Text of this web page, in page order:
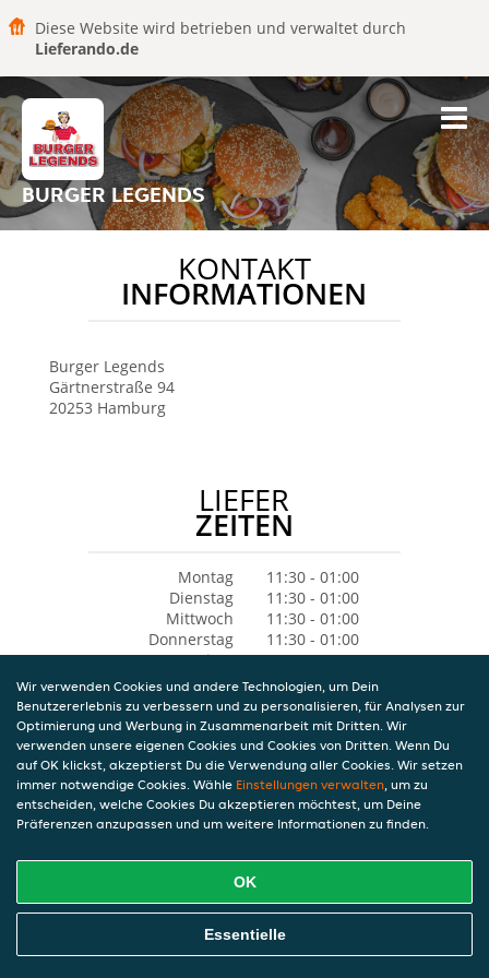
Diese Website wird betrieben und verwaltet durch
Lieferando.de
BURGER LEGENDS
KONTAKT
INFORMATIONEN
Burger Legends
Gärtnerstraße 94
20253 Hamburg
LIEFER
ZEITEN
Montag
11:30 - 01:00
Dienstag
11:30 - 01:00
Mittwoch
11:30 - 01:00
Donnerstag
11:30 - 01:00
Freitag
11:30 - 01:00
Samstag
13:00 - 01:00
Sonntag
13:00 - 01:00
Wir verwenden Cookies und andere Technologien, um Dein
Benutzererlebnis zu verbessern und zu personalisieren, für Analysen zur
Optimierung und Werbung in Zusammenarbeit mit Dritten. Wir
verwenden unsere eigenen Cookies und Cookies von Dritten. Wenn Du
auf OK klickst, akzeptierst Du die Verwendung aller Cookies. Wir setzen
immer notwendige Cookies. Wähle Einstellungen verwalten, um zu
entscheiden, welche Cookies Du akzeptieren möchtest, um Deine
Präferenzen anzupassen und um weitere Informationen zu finden.
OK
Essentielle